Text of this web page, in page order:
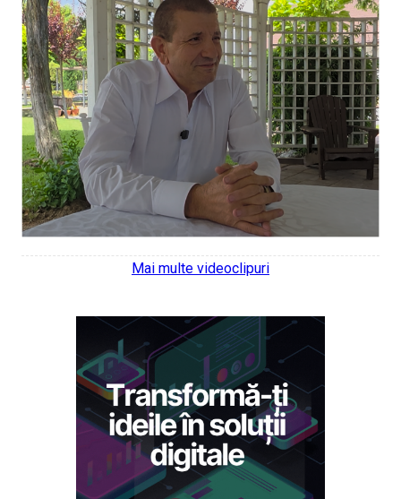
Mai multe videoclipuri